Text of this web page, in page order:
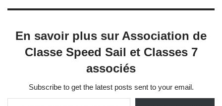
En savoir plus sur Association de
Classe Speed Sail et Classes 7
associés
Subscribe to get the latest posts sent to your email.